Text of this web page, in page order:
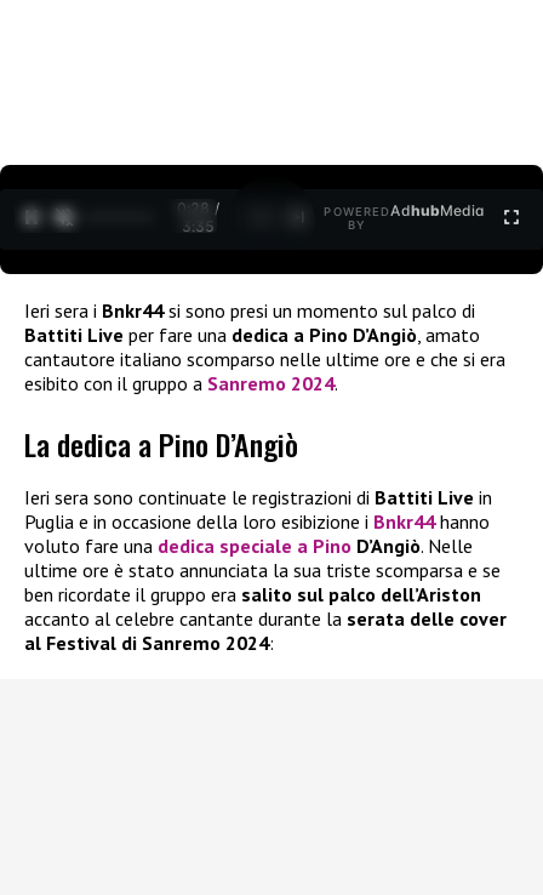
0:29 /
3:35
POWERED
BY
AdhubMedia
Ieri sera i Bnkr44si sono presi un momento sul palco di
Battiti Live per fare una dedica a Pino D’Angiò , amato
cantautore italiano scomparso nelle ultime ore e che si era
esibito con il gruppo a Sanremo 2024.
La dedica a Pino D’Angiò
Ieri sera sono continuate le registrazioni di Battiti Live in
Puglia e in occasione della loro esibizione i Bnkr44hanno
voluto fare una dedica speciale a Pino D’Angiò. Nelle
ultime ore è stato annunciata la sua triste scomparsa e se
ben ricordate il gruppo era salito sul palco dell’Ariston
accanto al celebre cantante durante la serata delle cover
al Festival di Sanremo 2024: